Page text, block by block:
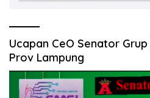
Ucapan CeO Senator
Prov Lampung